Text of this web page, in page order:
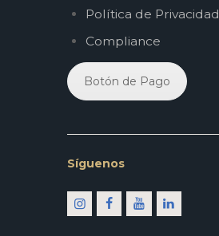
Política de Privacidad
Compliance
Botón de Pago
Síguenos